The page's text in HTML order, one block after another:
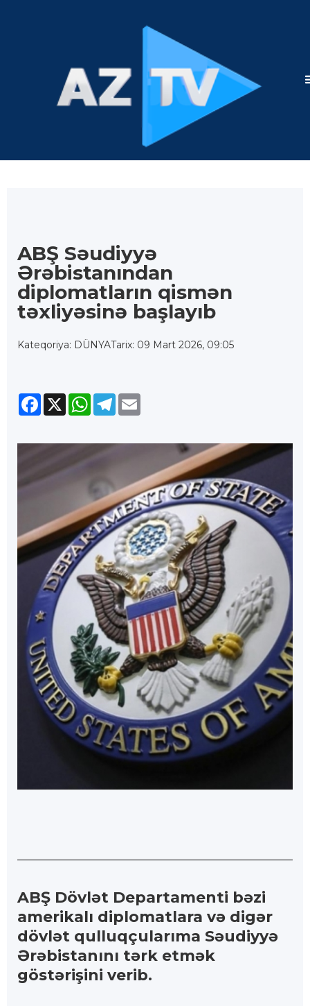
ABŞ Səudiyyə
Ərəbistanından
diplomatların qismən
təxliyəsinə başlayıb
Kateqoriya: DÜNYATarix: 09 Mart 2026, 09:05
Facebook
X WhatsApp
Telegram
ABŞ Dövlət Departamenti bəzi
amerikalı diplomatlara və digər
dövlət qulluqçularıma Səudiyyə
Ərəbistanını tərk etmək
göstərişini verib.